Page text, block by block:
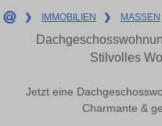
❯ IMMOBILIEN ❯ MASSEN
Stilvolles
Jetzt eine
Charmante &